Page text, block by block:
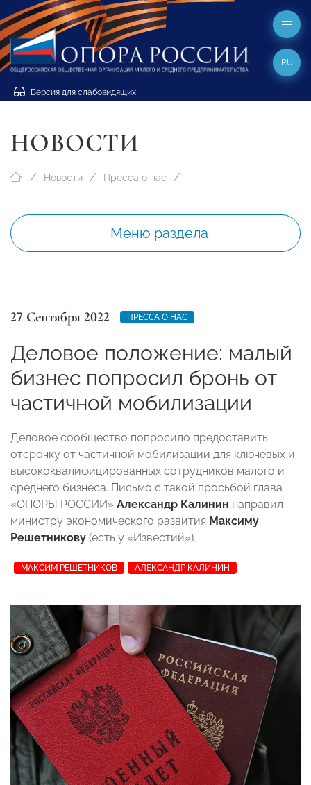
Версия для слабовидящих
RU
НОВОСТИ
Новости Пресса о нас
Меню раздела
27 Сентября 2022 ПРЕССА О НАС
Деловое положение: малый
бизнес попросил бронь от
частичной мобилизации
Деловое сообщество попросило предоставить
отсрочку от частичной мобилизации для ключевых и
высококвалифицированных сотрудников малого и
среднего бизнеса. Письмо с такой просьбой глава
«ОПОРЫ РОССИИ» Александр Калинин направил
министру экономического развития Максиму
Решетникову (есть у «Известий»).
МАКСИМ РЕШЕТНИКОВ АЛЕКСАНДР КАЛИНИН